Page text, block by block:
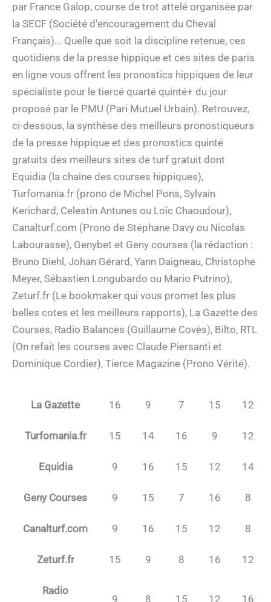
par France Galop, course de trot attelé organisée par
la SECF (Société d'encouragement du Cheval
Français)... Quelle que soit la discipline retenue, ces
quotidiens de la presse hippique et ces sites de paris
en ligne vous offrent les pronostics hippiques de leur
spécialiste pour le tiercé quarté quinté+ du jour
proposé par le PMU (Pari Mutuel Urbain). Retrouvez,
ci-dessous, la synthèse des meilleurs pronostiqueurs
de la presse hippique et des pronostics quinté
gratuits des meilleurs sites de turf gratuit dont
Equidia (la chaîne des courses hippiques),
Turfomania.fr (prono de Michel Pons, Sylvain
Kerichard, Celestin Antunes ou Loïc Chaoudour),
Canalturf.com (Prono de Stéphane Davy ou Nicolas
Labourasse), Genybet et Geny courses (la rédaction :
Bruno Diehl, Johan Gérard, Yann Daigneau, Christophe
Meyer, Sébastien Longubardo ou Mario Putrino),
Zeturf.fr (Le bookmaker qui vous promet les plus
belles cotes et les meilleurs rapports), La Gazette des
Courses, Radio Balances (Guillaume Covès), Bilto, RTL
(On refait les courses avec Claude Piersanti et
Dominique Cordier), Tierce Magazine (Prono Vérité).
La Gazette 16 9 7 15 12
Turfomania.fr 15 14 16 9 12
Equidia 9 16 15 12 14
Geny Courses 9 15 7 16 8
Canalturf.com 9 16 15 12 8
Zeturf.fr 15 9 8 16 12
Radio
9 8 15 12 16